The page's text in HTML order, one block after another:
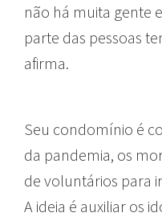
não há muita gente
parte das pessoas
afirma.
Seu condomínio é
da pandemia, os
de voluntários para
A ideia é auxiliar os